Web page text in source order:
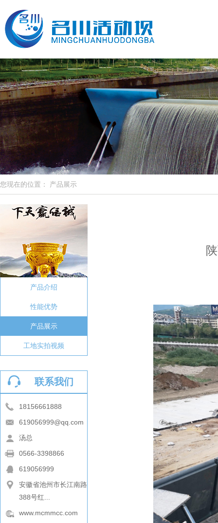
您现在的位置： 产品展示
产品介绍
性能优势
产品展示
工地实拍视频
联系我们
18156661888
619056999@qq.com
汤总
0566-3398866
619056999
安徽省池州市长江南路
388号红...
www.mcmmcc.com
陕西